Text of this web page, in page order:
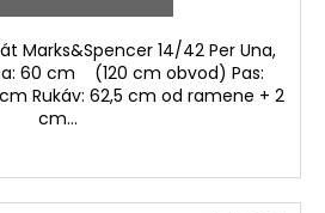
Marks&Spencer 14/42 Per Una,
60 cm (120 cm obvod) Pas:
Rukáv: 62,5 cm od ramene + 2
cm...